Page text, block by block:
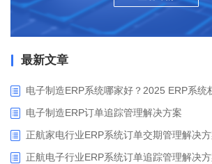
最新文章
电子制造ERP系统哪家好？2025 ERP系统
电子制造ERP订单追踪管理解决方案
正航家电行业ERP系统订单交期管理解决
正航电子行业ERP系统订单追踪管理解决